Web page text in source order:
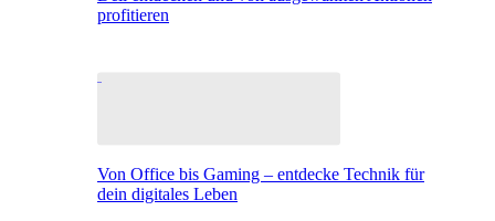
profitieren
Von Office bis Gaming – entdecke Technik für
dein digitales Leben